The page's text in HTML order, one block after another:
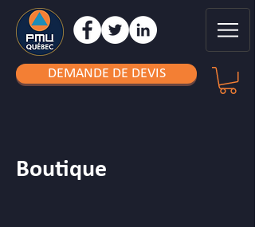
DEMANDE DE DEVIS
Boutique